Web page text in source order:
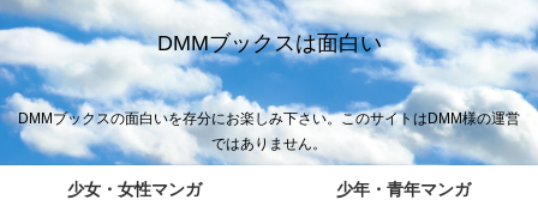
DMMブックスは面白い
DMMブックスの面白いを存分にお楽しみ下さい。このサイトはDMM様の運営
ではありません。
少女・女性マンガ 少年・青年マンガ